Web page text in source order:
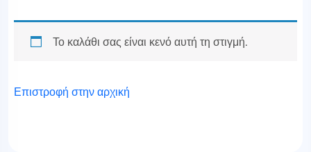
Το καλάθι σας είναι κενό αυτή τη στιγμή.
Επιστροφή στην αρχική